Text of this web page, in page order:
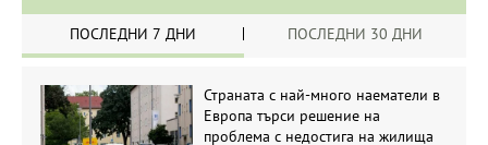
ПОСЛЕДНИ 7 ДНИ ПОСЛЕДНИ 30 ДНИ
Страната с най-много наематели в
Европа търси решение на
проблема с недостига на жилища